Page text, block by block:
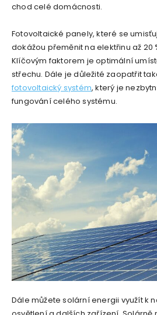
chod celé domácnosti.
Fotovoltaické panely, které se
dokážou přeměnit na elektřinu až 20
Klíčovým faktorem je optimální
střechu. Dále je důležité zaopatřit
fotovoltaický systém, který je
fungování celého systému.
Dále můžete solární energii využít k